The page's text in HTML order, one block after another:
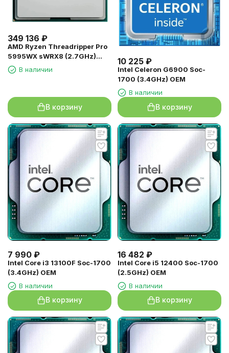
349 136 ₽
AMD Ryzen Threadripper Pro
5995WX sWRX8 (2.7GHz)
OEMВ наличии
В корзину
10 225 ₽
Intel Celeron G6900 Soc-
1700 (3.4GHz) OEM
В наличии
В корзину
7 990 ₽
Intel Core i3 13100F Soc-1700
(3.4GHz) OEM
В наличии
В корзину
16 482 ₽
Intel Core i5 12400 Soc-1700
(2.5GHz) OEM
В наличии
В корзину